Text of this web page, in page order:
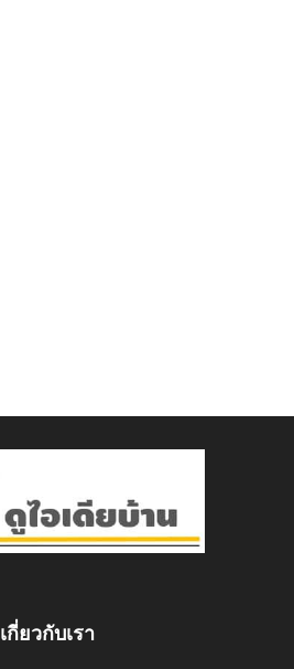
เกี่ยวกับเรา